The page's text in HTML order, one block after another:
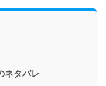
ネタバレ